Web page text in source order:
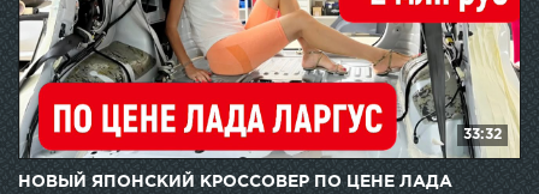
33:32
НОВЫЙ ЯПОНСКИЙ КРОССОВЕР ПО ЦЕНЕ ЛАДА